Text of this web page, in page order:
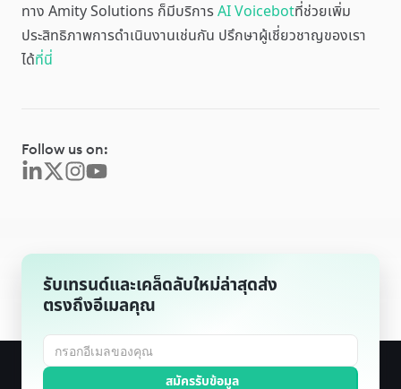
ทาง Amity Solutions ก็มีบริการAI Voicebotที่ช่วยเพิ่ม
ประสิทธิภาพการดำเนินงานเช่นกัน ปรึกษาผู้เชี่ยวชาญของเรา
ได้ที่นี่
Follow us on:
รับเทรนด์และเคล็ดลับใหม่ล่าสุดส่ง
ตรงถึงอีเมลคุณ